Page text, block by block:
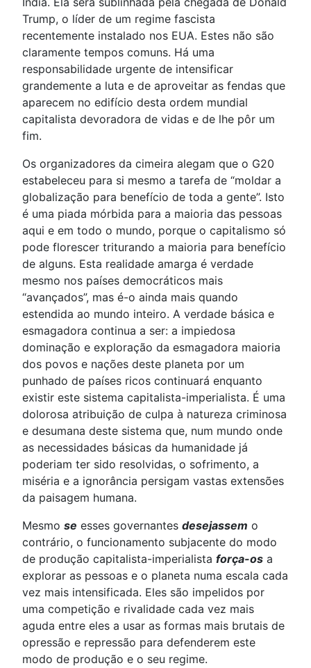
Trump, o líder de um regime fascista
recentemente instalado nos EUA. Estes não são
claramente tempos comuns. Há uma
responsabilidade urgente de intensificar
grandemente a luta e de aproveitar as fendas que
aparecem no edifício desta ordem mundial
capitalista devoradora de vidas e de lhe pôr um
fim.
Os organizadores da cimeira alegam que o G20
estabeleceu para si mesmo a tarefa de “moldar a
globalização para benefício de toda a gente”. Isto
é uma piada mórbida para a maioria das pessoas
aqui e em todo o mundo, porque o capitalismo só
pode florescer triturando a maioria para benefício
de alguns. Esta realidade amarga é verdade
mesmo nos países democráticos mais
“avançados”, mas é-o ainda mais quando
estendida ao mundo inteiro. A verdade básica e
esmagadora continua a ser: a impiedosa
dominação e exploração da esmagadora maioria
dos povos e nações deste planeta por um
punhado de países ricos continuará enquanto
existir este sistema capitalista-imperialista. É uma
dolorosa atribuição de culpa à natureza criminosa
e desumana deste sistema que, num mundo onde
as necessidades básicas da humanidade já
poderiam ter sido resolvidas, o sofrimento, a
miséria e a ignorância persigam vastas extensões
da paisagem humana.
Mesmo se esses governantes desejassem o
contrário, o funcionamento subjacente do modo
de produção capitalista-imperialista força-os a
explorar as pessoas e o planeta numa escala cada
vez mais intensificada. Eles são impelidos por
uma competição e rivalidade cada vez mais
aguda entre eles a usar as formas mais brutais de
opressão e repressão para defenderem este
modo de produção e o seu regime.